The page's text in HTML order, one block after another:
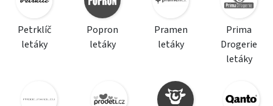
Petrklíč
letáky
Popron
letáky
Pramen
letáky
Prima
Drogerie
letáky